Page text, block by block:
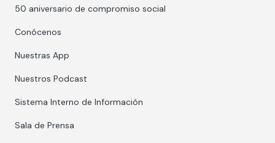
50 aniversario de compromiso social
Conócenos
Nuestras App
Nuestros Podcast
Sistema Interno de Información
Sala de Prensa